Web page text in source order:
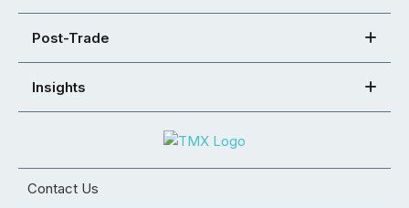
Post-Trade
Insights
Contact Us